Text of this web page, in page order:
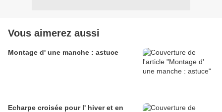
Vous aimerez aussi
Montage d' une manche : astuce
Echarpe croisée pour l' hiver et en